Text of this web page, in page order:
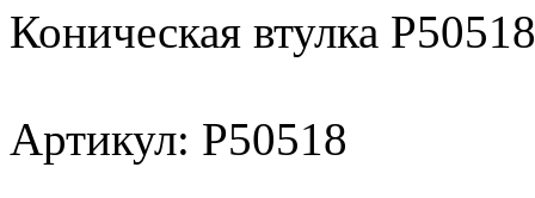
Коническая втулка Р50518
Артикул: P50518